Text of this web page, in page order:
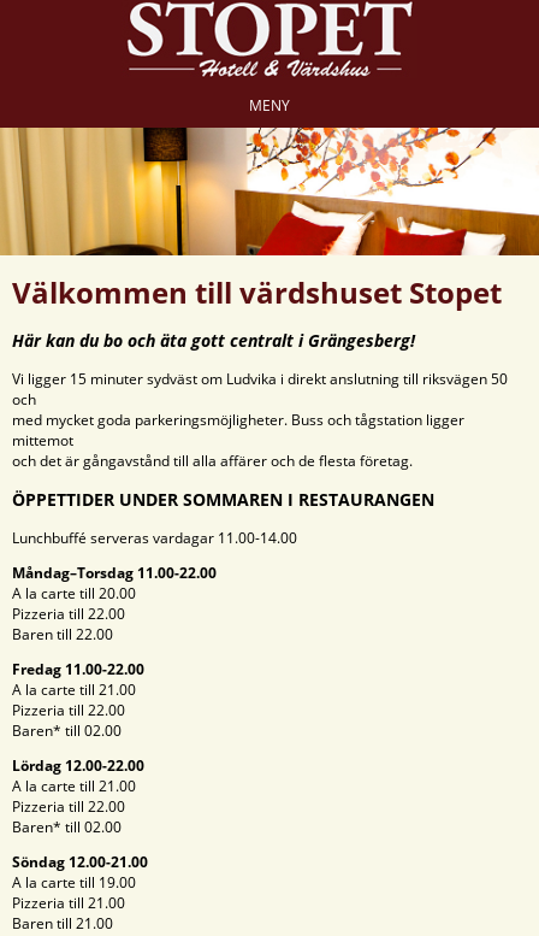
MENY
Välkommen till värdshuset Stopet
Här kan du bo och äta gott centralt i Grängesberg!
Vi ligger 15 minuter sydväst om Ludvika i direkt anslutning till riksvägen 50
och
med mycket goda parkeringsmöjligheter. Buss och tågstation ligger
mittemot
och det är gångavstånd till alla affärer och de flesta företag.
ÖPPETTIDER UNDER SOMMAREN I RESTAURANGEN
Lunchbuffé serveras vardagar 11.00-14.00
Måndag–Torsdag 11.00-22.00
A la carte till 20.00
Pizzeria till 22.00
Baren till 22.00
Fredag 11.00-22.00
A la carte till 21.00
Pizzeria till 22.00
Baren* till 02.00
Lördag 12.00-22.00
A la carte till 21.00
Pizzeria till 22.00
Baren* till 02.00
Söndag 12.00-21.00
A la carte till 19.00
Pizzeria till 21.00
Baren till 21.00